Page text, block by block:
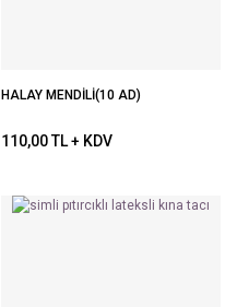
HALAY MENDİLİ(10 AD)
110,00 TL + KDV